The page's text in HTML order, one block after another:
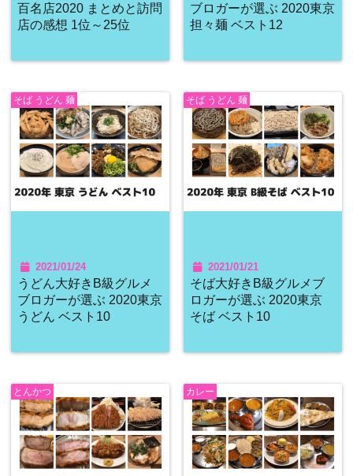
百名店2020 まとめと訪問
店の感想 1位～25位
ブロガーが選ぶ 2020東京
担々麺 ベスト12
そば うどん 麺
2021/01/24
うどん大好きB級グルメ
ブロガーが選ぶ 2020東京
うどん ベスト10
そば うどん 麺
2021/01/21
そば大好きB級グルメブ
ロガーが選ぶ 2020東京
そば ベスト10
とんかつ カレー